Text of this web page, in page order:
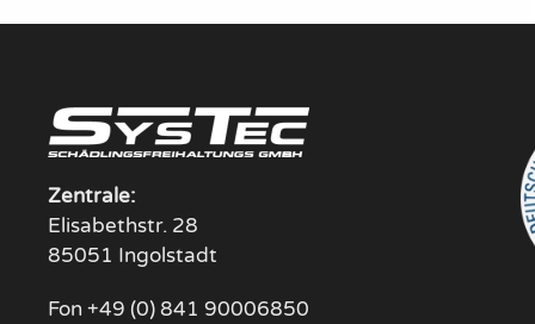
Zentrale:
Elisabethstr. 28
85051 Ingolstadt
Fon +49 (0) 841 90006850